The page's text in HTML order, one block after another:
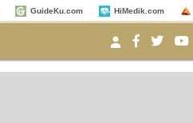
GuideKu.com HiMedik.com